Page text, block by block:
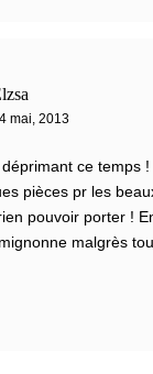
mai, 2013
ce temps
pièces pr les
pouvoir porter !
malgrès